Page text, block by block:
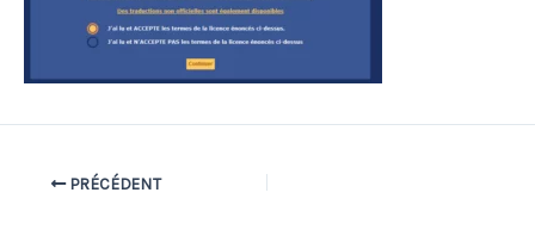
PRÉCÉDENT